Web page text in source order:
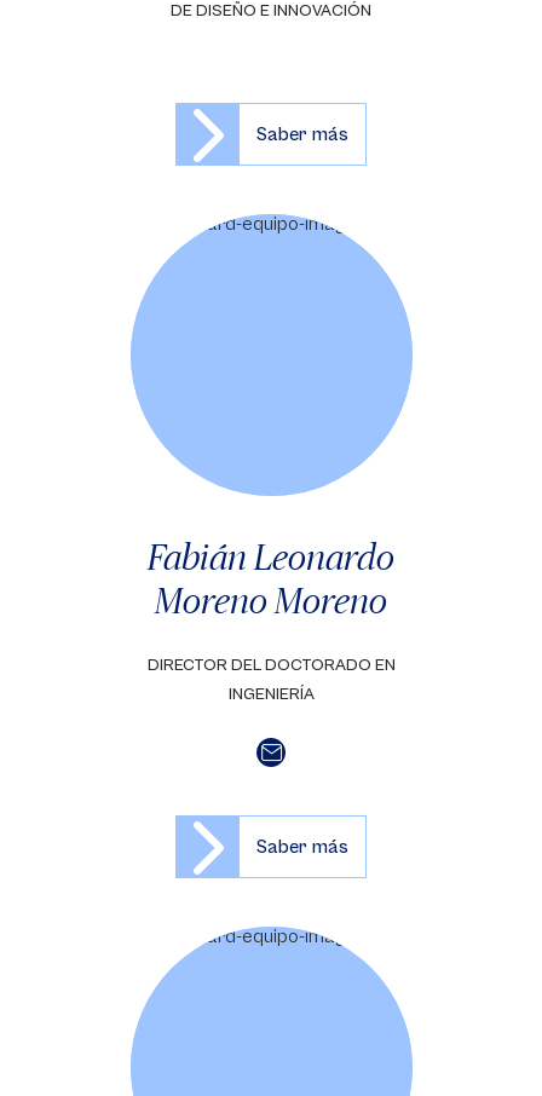
DE DISEÑO E INNOVACIÓN
Saber más
Fabián Leonardo
Moreno Moreno
DIRECTOR DEL DOCTORADO EN
INGENIERÍA
Saber más